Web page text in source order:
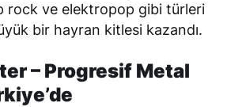
rock ve elektropop gibi türleri
bir hayran kitlesi kazandı.
– Progresif Metal